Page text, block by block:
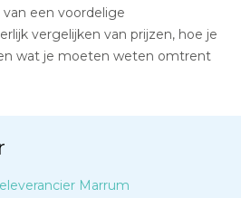
een voordelige
vergelijken van prijzen, hoe je
wat je moeten weten omtrent
Marrum